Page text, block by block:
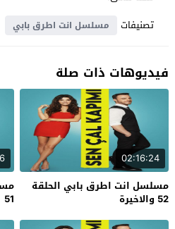
تصنيفات
مسلسل انت اطرق بابي
فيديوهات ذات صلة
02:16:24
مسلسل انت اطرق بابي الحلقة
52 والاخيرة 51